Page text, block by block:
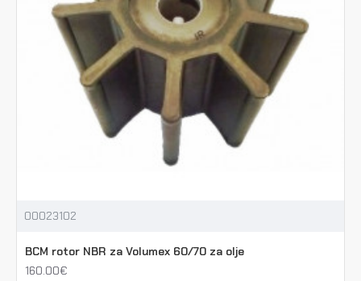
00023102
BCM rotor NBR za Volumex 60/70 za olje
160.00€